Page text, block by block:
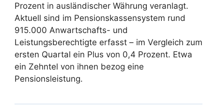
Prozent in ausländischer Währung veranlagt.
Aktuell sind im Pensionskassensystem rund
915.000 Anwartschafts- und
Leistungsberechtigte erfasst – im Vergleich zum
ersten Quartal ein Plus von 0,4 Prozent. Etwa
ein Zehntel von ihnen bezog eine
Pensionsleistung.